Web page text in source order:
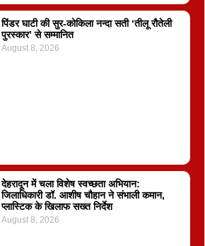
पिंडर घाटी की सुर-कोकिला नन्दा सती ‘तीलू रौतेली
पुरस्कार’ से सम्मानित
August 8, 2026
देहरादून में चला विशेष स्वच्छता अभियान:
जिलाधिकारी डॉ. आशीष चौहान ने संभाली कमान,
प्लास्टिक के खिलाफ सख्त निर्देश
August 8, 2026